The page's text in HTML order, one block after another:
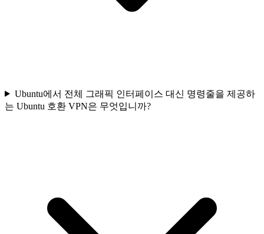
Ubuntu에서 전체 그래픽 인터페이스 대신 명령줄을 제공하
는 Ubuntu 호환 VPN은 무엇입니까?